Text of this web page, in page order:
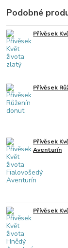
Podobné
Přívěsek
Přívěsek
Přívěsek
Aventurín
Přívěsek